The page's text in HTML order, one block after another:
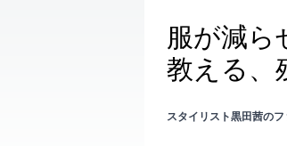
服が減ら
教える、
スタイリスト黒田茜の